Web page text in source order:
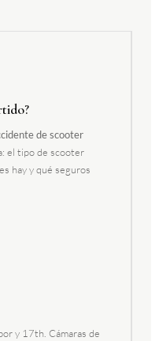
de scooter
el tipo de scooter
hay y qué seguros
y 17th. Cámaras de